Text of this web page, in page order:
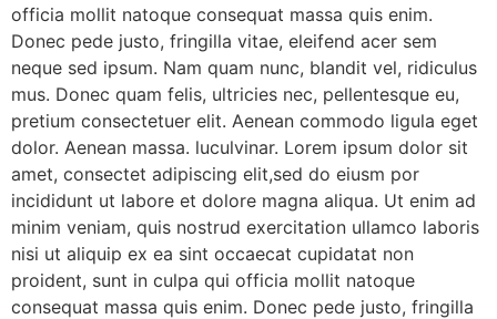
officia mollit natoque consequat massa quis enim.
Donec pede justo, fringilla vitae, eleifend acer sem
neque sed ipsum. Nam quam nunc, blandit vel, ridiculus
mus. Donec quam felis, ultricies nec, pellentesque eu,
pretium consectetuer elit. Aenean commodo ligula eget
dolor. Aenean massa. luculvinar. Lorem ipsum dolor sit
amet, consectet adipiscing elit,sed do eiusm por
incididunt ut labore et dolore magna aliqua. Ut enim ad
minim veniam, quis nostrud exercitation ullamco laboris
nisi ut aliquip ex ea sint occaecat cupidatat non
proident, sunt in culpa qui officia mollit natoque
consequat massa quis enim. Donec pede justo, fringilla